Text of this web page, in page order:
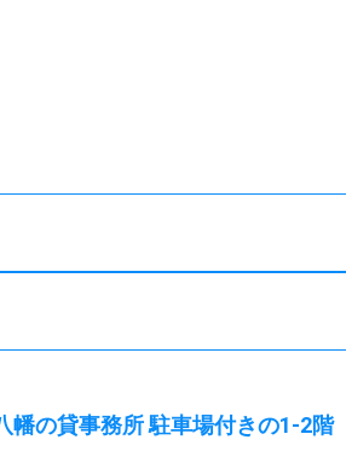
幡の貸事務所 駐車場付きの1-2階